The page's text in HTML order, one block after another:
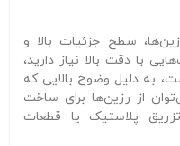
سطح جزئیات بالا و
با دقت بالا نیاز دارید،
به دلیل وضوح بالایی که
از رزین‌ها برای ساخت
پلاستیک یا قطعات